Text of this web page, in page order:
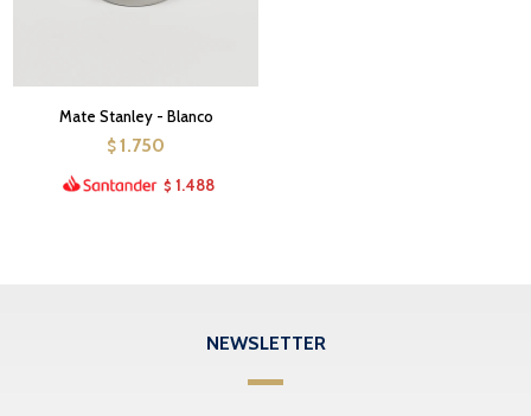
Mate Stanley - Blanco
$ 1.750
$ 1.488
NEWSLETTER